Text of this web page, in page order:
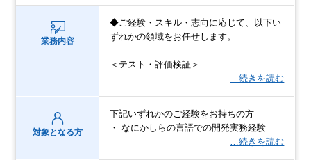
業務内容
◆ご経験・スキル・志向に応じて、以下い
ずれかの領域をお任せします。
＜テスト・評価検証＞
…続きを読む
対象となる方
下記いずれかのご経験をお持ちの方
・ なにかしらの言語での開発実務経験
…続きを読む